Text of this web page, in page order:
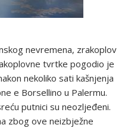
nevremena, zrakoplov
tvrtke pogodio je
nekoliko sati kašnjenja
e Borsellino u Palermu.
putnici su neozljeđeni.
zbog ove neizbježne